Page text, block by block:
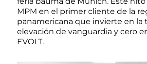
MPM en el primer cliente de la
panamericana que invierte en la
elevación de vanguardia y cero
EVOLT.